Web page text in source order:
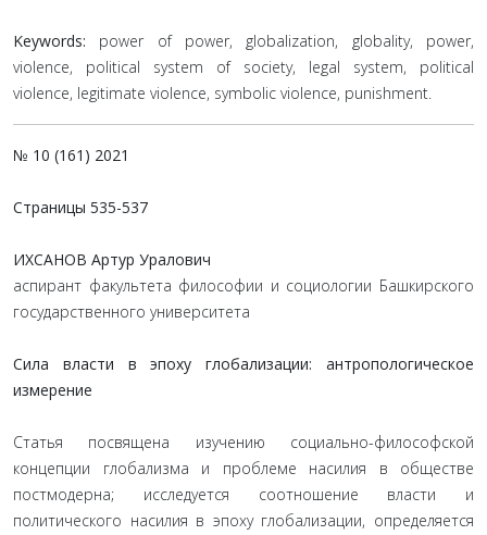
Keywords: power of power, globalization, globality, power,
violence, political system of society, legal system, political
violence, legitimate violence, symbolic violence, punishment.
№ 10 (161) 2021
Страницы 535-537
ИХСАНОВ Артур Уралович
аспирант факультета философии и социологии Башкирского
государственного университета
Сила власти в эпоху глобализации: антропологическое
измерение
Статья посвящена изучению социально-философской
концепции глобализма и проблеме насилия в обществе
постмодерна; исследуется соотношение власти и
политического насилия в эпоху глобализации, определяется